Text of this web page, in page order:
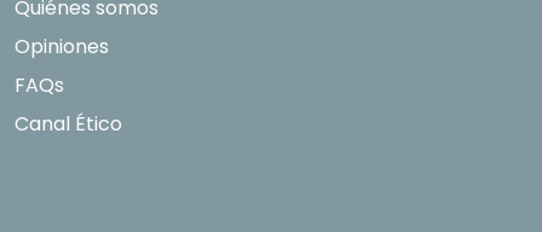
Quiénes somos
Opiniones
FAQs
Canal Ético